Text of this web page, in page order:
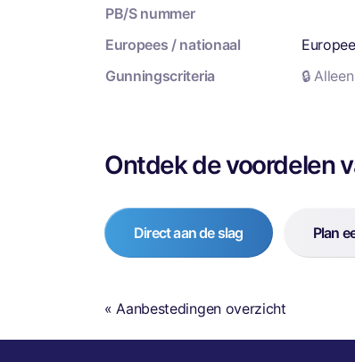
PB/S nummer
Europees / nationaal
Gunningscriteria
🔒
Ontdek de voordelen
Direct aan de slag Plan
« Aanbestedingen overzicht